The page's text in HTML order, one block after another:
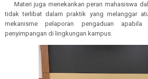
Materi juga menekankan peran mahasiswa
tidak terlibat dalam praktik yang melanggar
mekanisme pelaporan pengaduan apabila
penyimpangan di lingkungan kampus.